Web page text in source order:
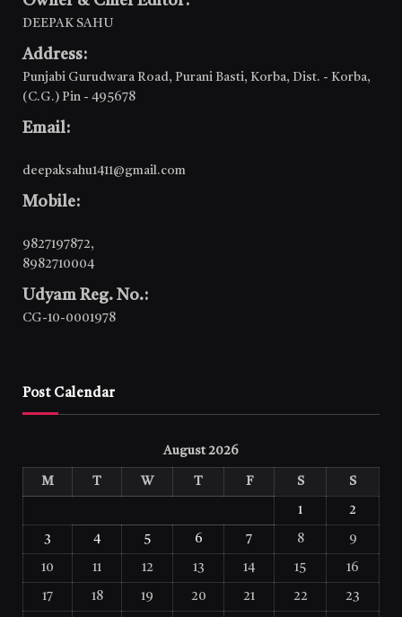
DEEPAK SAHU
Address:
Punjabi Gurudwara Road, Purani Basti, Korba, Dist. - Korba,
(C.G.) Pin - 495678
Email:
deepaksahu1411@gmail.com
Mobile:
9827197872,
8982710004
Udyam Reg. No.:
CG-10-0001978
Post Calendar
August 2026
M T W T F S S
1 2
3 4 5 6 7 8 9
10 11 12 13 14 15 16
17 18 19 20 21 22 23